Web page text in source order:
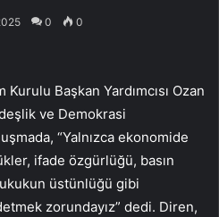
0 0
Başkan Yardımcısı Ozan
ve Demokrasi
“Yalnızca ekonomide
ifade özgürlüğü, basın
üstünlüğü gibi
zorundayız” dedi. Diren,